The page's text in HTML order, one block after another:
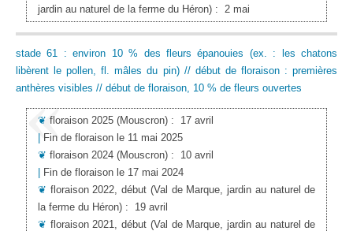
jardin au naturel de la ferme du Héron): 2 mai
stade 61 : environ 10 % des fleurs épanouies (ex. : les chatons
libèrent le pollen, fl. mâles du pin) // début de floraison : premières
anthères visibles // début de floraison, 10 % de fleurs ouvertes
❦ floraison 2025 (Mouscron): 17 avril
| Fin de floraison le 11 mai 2025
❦ floraison 2024 (Mouscron): 10 avril
| Fin de floraison le 17 mai 2024
❦ floraison 2022, début (Val de Marque, jardin au naturel de
la ferme du Héron): 19 avril
❦ floraison 2021, début (Val de Marque, jardin au naturel de